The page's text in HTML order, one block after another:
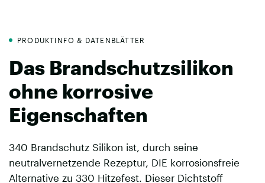
PRODUKTINFO & DATENBLÄTTER
Das Brandschutzsilikon
ohne korrosive
Eigenschaften
340 Brandschutz Silikon ist, durch seine
neutralvernetzende Rezeptur, DIE korrosionsfreie
Alternative zu 330 Hitzefest. Dieser Dichtstoff